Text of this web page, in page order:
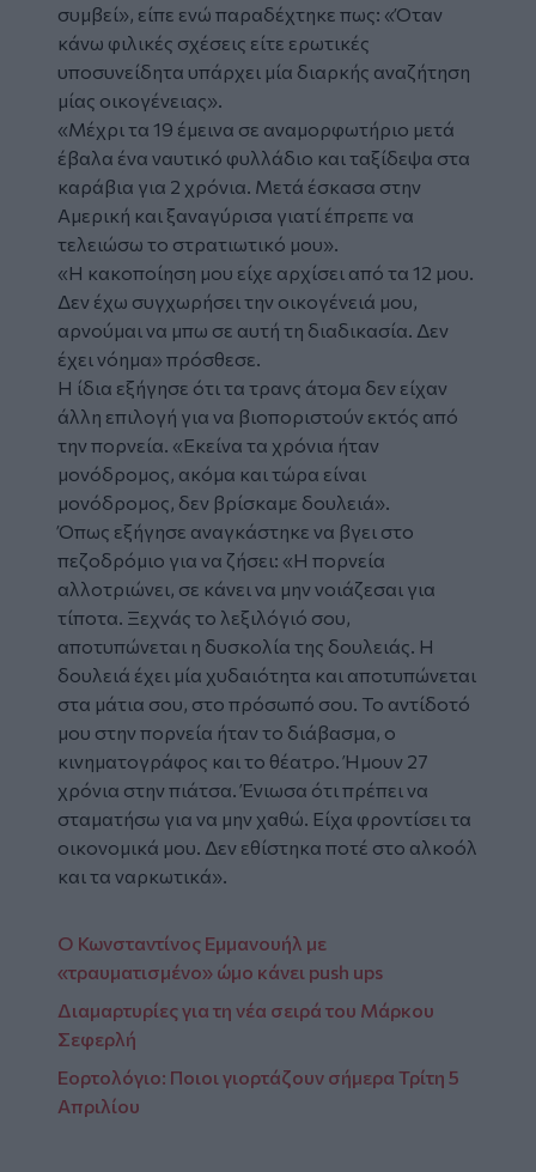
συμβεί», είπε ενώ παραδέχτηκε πως: «Όταν
κάνω φιλικές σχέσεις είτε ερωτικές
υποσυνείδητα υπάρχει μία διαρκής αναζήτηση
μίας οικογένειας».
«Μέχρι τα 19 έμεινα σε αναμορφωτήριο μετά
έβαλα ένα ναυτικό φυλλάδιο και ταξίδεψα στα
καράβια για 2 χρόνια. Μετά έσκασα στην
Αμερική και ξαναγύρισα γιατί έπρεπε να
τελειώσω το στρατιωτικό μου».
«Η κακοποίηση μου είχε αρχίσει από τα 12 μου.
Δεν έχω συγχωρήσει την οικογένειά μου,
αρνούμαι να μπω σε αυτή τη διαδικασία. Δεν
έχει νόημα» πρόσθεσε.
Η ίδια εξήγησε ότι τα τρανς άτομα δεν είχαν
άλλη επιλογή για να βιοποριστούν εκτός από
την πορνεία. «Εκείνα τα χρόνια ήταν
μονόδρομος, ακόμα και τώρα είναι
μονόδρομος, δεν βρίσκαμε δουλειά».
Όπως εξήγησε αναγκάστηκε να βγει στο
πεζοδρόμιο για να ζήσει: «Η πορνεία
αλλοτριώνει, σε κάνει να μην νοιάζεσαι για
τίποτα. Ξεχνάς το λεξιλόγιό σου,
αποτυπώνεται η δυσκολία της δουλειάς. Η
δουλειά έχει μία χυδαιότητα και αποτυπώνεται
στα μάτια σου, στο πρόσωπό σου. Το αντίδοτό
μου στην πορνεία ήταν το διάβασμα, ο
κινηματογράφος και το θέατρο. Ήμουν 27
χρόνια στην πιάτσα. Ένιωσα ότι πρέπει να
σταματήσω για να μην χαθώ. Είχα φροντίσει τα
οικονομικά μου. Δεν εθίστηκα ποτέ στο αλκοόλ
και τα ναρκωτικά».
Ο Κωνσταντίνος Εμμανουήλ με
«τραυματισμένο» ώμο κάνει push ups
Διαμαρτυρίες για τη νέα σειρά του Μάρκου
Σεφερλή
Εορτολόγιο: Ποιοι γιορτάζουν σήμερα Τρίτη 5
Απριλίου